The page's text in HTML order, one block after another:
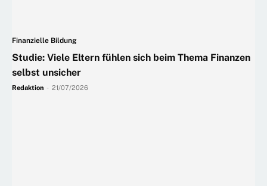
Finanzielle Bildung
Studie: Viele Eltern fühlen sich beim Thema Finanzen
selbst unsicher
Redaktion 21/07/2026